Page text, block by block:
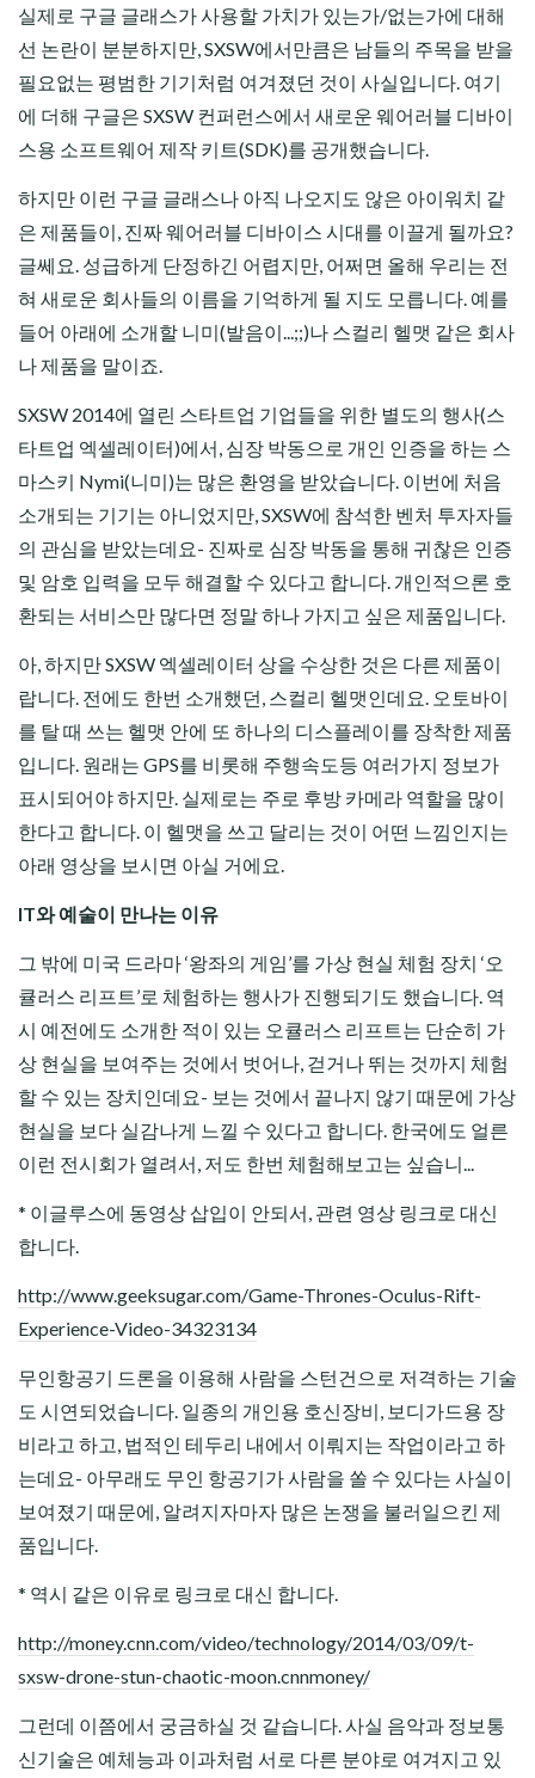
실제로 구글 글래스가 사용할 가치가 있는가/없는가에 대해
선 논란이 분분하지만, SXSW에서만큼은 남들의 주목을 받을
필요없는 평범한 기기처럼 여겨졌던 것이 사실입니다. 여기
에 더해 구글은 SXSW 컨퍼런스에서 새로운 웨어러블 디바이
스용 소프트웨어 제작 키트(SDK)를 공개했습니다.
하지만 이런 구글 글래스나 아직 나오지도 않은 아이워치 같
은 제품들이, 진짜 웨어러블 디바이스 시대를 이끌게 될까요?
글쎄요. 성급하게 단정하긴 어렵지만, 어쩌면 올해 우리는 전
혀 새로운 회사들의 이름을 기억하게 될 지도 모릅니다. 예를
들어 아래에 소개할 니미(발음이...;;)나 스컬리 헬맷 같은 회사
나 제품을 말이죠.
SXSW 2014에 열린 스타트업 기업들을 위한 별도의 행사(스
타트업 엑셀레이터)에서, 심장 박동으로 개인 인증을 하는 스
마스키 Nymi(니미)는 많은 환영을 받았습니다. 이번에 처음
소개되는 기기는 아니었지만, SXSW에 참석한 벤처 투자자들
의 관심을 받았는데요- 진짜로 심장 박동을 통해 귀찮은 인증
및 암호 입력을 모두 해결할 수 있다고 합니다. 개인적으론 호
환되는 서비스만 많다면 정말 하나 가지고 싶은 제품입니다.
아, 하지만 SXSW 엑셀레이터 상을 수상한 것은 다른 제품이
랍니다. 전에도 한번 소개했던, 스컬리 헬맷인데요. 오토바이
를 탈 때 쓰는 헬맷 안에 또 하나의 디스플레이를 장착한 제품
입니다. 원래는 GPS를 비롯해 주행속도등 여러가지 정보가
표시되어야 하지만. 실제로는 주로 후방 카메라 역할을 많이
한다고 합니다. 이 헬맷을 쓰고 달리는 것이 어떤 느낌인지는
아래 영상을 보시면 아실 거에요.
IT와 예술이 만나는 이유
그 밖에 미국 드라마 ‘왕좌의 게임’를 가상 현실 체험 장치 ‘오
큘러스 리프트’로 체험하는 행사가 진행되기도 했습니다. 역
시 예전에도 소개한 적이 있는 오큘러스 리프트는 단순히 가
상 현실을 보여주는 것에서 벗어나, 걷거나 뛰는 것까지 체험
할 수 있는 장치인데요- 보는 것에서 끝나지 않기 때문에 가상
현실을 보다 실감나게 느낄 수 있다고 합니다. 한국에도 얼른
이런 전시회가 열려서, 저도 한번 체험해보고는 싶습니...
* 이글루스에 동영상 삽입이 안되서, 관련 영상 링크로 대신
합니다.
http://www.geeksugar.com/Game-Thrones-Oculus-Rift-
Experience-Video-34323134
무인항공기 드론을 이용해 사람을 스턴건으로 저격하는 기술
도 시연되었습니다. 일종의 개인용 호신장비, 보디가드용 장
비라고 하고, 법적인 테두리 내에서 이뤄지는 작업이라고 하
는데요- 아무래도 무인 항공기가 사람을 쏠 수 있다는 사실이
보여졌기 때문에, 알려지자마자 많은 논쟁을 불러일으킨 제
품입니다.
* 역시 같은 이유로 링크로 대신 합니다.
http://money.cnn.com/video/technology/2014/03/09/t-
sxsw-drone-stun-chaotic-moon.cnnmoney/
그런데 이쯤에서 궁금하실 것 같습니다. 사실 음악과 정보통
신기술은 예체능과 이과처럼 서로 다른 분야로 여겨지고 있